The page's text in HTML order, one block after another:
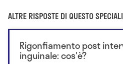
ALTRE RISPOSTE DI QUESTO
Rigonfiamento post
inguinale: cos'è?